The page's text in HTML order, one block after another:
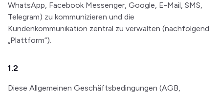
WhatsApp, Facebook Messenger, Google, E-Mail, SMS,
Telegram) zu kommunizieren und die
Kundenkommunikation zentral zu verwalten (nachfolgend
„Plattform“).
1.2
Diese Allgemeinen Geschäftsbedingungen (AGB,